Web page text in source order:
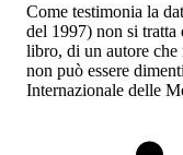
Come testimonia la
del 1997) non si tratta
libro, di un autore che
non può essere
Internazionale delle